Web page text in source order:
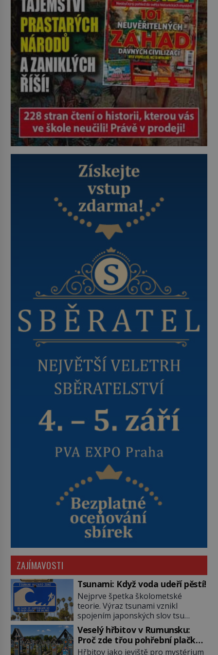
ovládaný muž? Marcus Aurelius byl
zastáncem stoicismu, učení, […]
ZAJÍMAVOSTI
Tsunami: Když voda udeří pěstí!
Nejprve špetka školometské
teorie. Výraz tsunami vznikl
spojením japonských slov tsu
(přístav) a nami (vlna). Jedná se o
dlouhou vlnu, která je na volném
moři takřka nepostřehnutelná.
Veselý hřbitov v Rumunsku:
Proč zde třou pohřební plačky
bídu s nouzí?
Hřbitov jako jeviště pro mystérium